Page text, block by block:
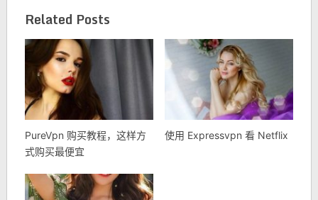
Related Posts
PureVpn 购买教程，这样方
式购买最便宜
使用 Expressvpn 看 Netflix